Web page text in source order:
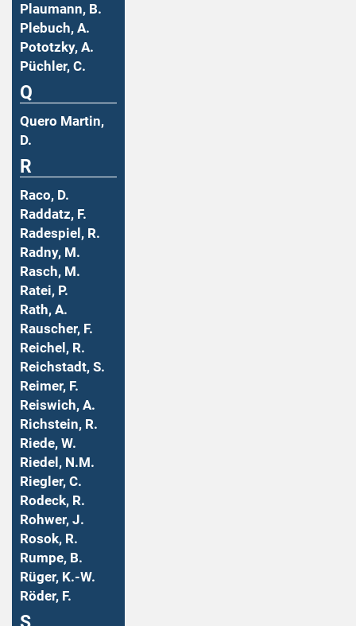
Plaumann, B.
Plebuch, A.
Pototzky, A.
Püchler, C.
Q
Quero Martin,
D.
R
Raco, D.
Raddatz, F.
Radespiel, R.
Radny, M.
Rasch, M.
Ratei, P.
Rath, A.
Rauscher, F.
Reichel, R.
Reichstadt, S.
Reimer, F.
Reiswich, A.
Richstein, R.
Riede, W.
Riedel, N.M.
Riegler, C.
Rodeck, R.
Rohwer, J.
Rosok, R.
Rumpe, B.
Rüger, K.-W.
Röder, F.